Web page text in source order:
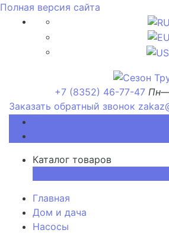
Полная версия сайта
+7 (8352) 46-77-47
Заказать обратный звонок
Каталог товаров
Главная
Дом и дача
Насосы